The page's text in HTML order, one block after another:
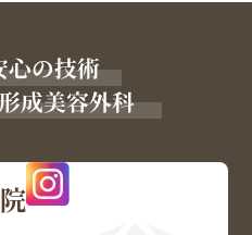
心の技術
成美容外科